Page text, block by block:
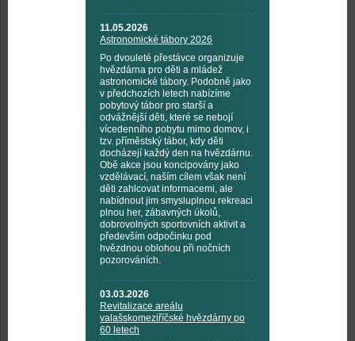
11.05.2026
Astronomické tábory 2026
Po dvouleté přestávce organizuje
hvězdárna pro děti a mládež
astronomické tábory. Podobně jako
v předchozích letech nabízíme
pobytový tábor pro starší a
odvážnější děti, které se nebojí
vícedenního pobytu mimo domov, i
tzv. příměstský tábor, kdy děti
docházejí každý den na hvězdárnu.
Obě akce jsou koncipovány jako
vzdělávací, naším cílem však není
děti zahlcovat informacemi, ale
nabídnout jim smysluplnou rekreaci
plnou her, zábavných úkolů,
dobrovolných sportovních aktivit a
především odpočinku pod
hvězdnou oblohou při nočních
pozorováních.
03.03.2026
Revitalizace areálu
valašskomeziříčské hvězdárny po
60 letech